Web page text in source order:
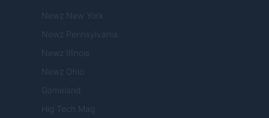
Newz New York
Newz Pennsylvania
Newz Illinois
Newz Ohio
Gameland
Hig Tech Mag